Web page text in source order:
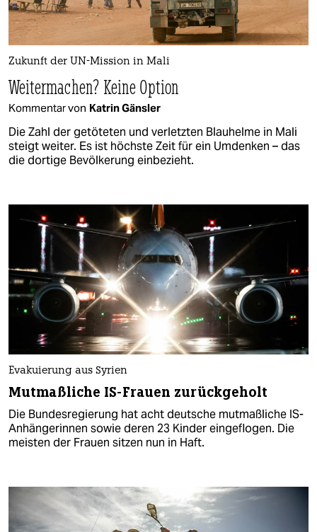
Zukunft der UN-Mission in Mali
Weitermachen? Keine Option
Kommentar von Katrin Gänsler
Die Zahl der getöteten und verletzten Blauhelme in Mali
steigt weiter. Es ist höchste Zeit für ein Umdenken – das
die dortige Bevölkerung einbezieht.
Evakuierung aus Syrien
Mutmaßliche IS-Frauen zurückgeholt
Die Bundesregierung hat acht deutsche mutmaßliche IS-
Anhängerinnen sowie deren 23 Kinder eingeflogen. Die
meisten der Frauen sitzen nun in Haft.